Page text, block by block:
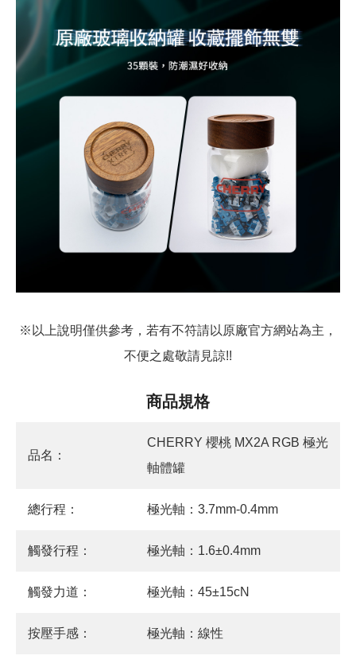
※以上說明僅供參考，若有不符請以原廠官方網站為主，
不便之處敬請見諒!!
商品規格
品名：
CHERRY 櫻桃 MX2A RGB 極光
軸體罐
總行程： 極光軸：3.7mm-0.4mm
觸發行程： 極光軸：1.6±0.4mm
觸發力道： 極光軸：45±15cN
按壓手感： 極光軸：線性